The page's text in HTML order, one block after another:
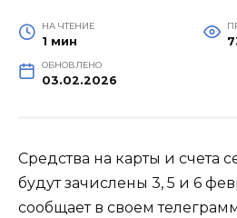
НА ЧТЕНИЕ
1 мин
ОБНОВЛЕНО
03.02.2026
Средства на карты и счета
будут зачислены 3, 5 и 6
сообщает в своем